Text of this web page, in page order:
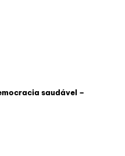
saudável –